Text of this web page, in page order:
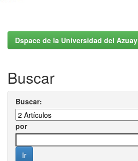
Dspace de la Universidad del Azuay
Buscar
Buscar:
por